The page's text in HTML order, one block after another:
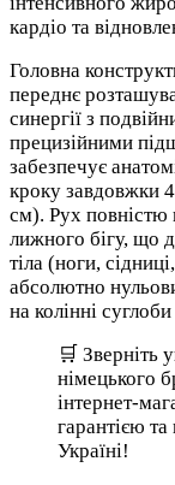
кардіо та
Головна
переднє
синергії з
прецизійними
забезпечує
кроку завдовжки
см). Рух повністю
лижного бігу, що
тіла (ноги,
абсолютно
на колінні
🛒 Зверніть
німецького
інтернет-
гарантією
Україні!